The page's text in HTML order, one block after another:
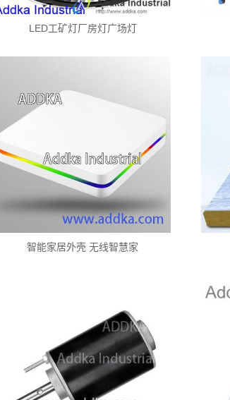
LED工矿灯厂房灯广场灯
智能家居外壳 无线智慧家